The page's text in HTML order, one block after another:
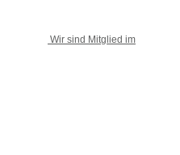
Wir sind Mitglied im